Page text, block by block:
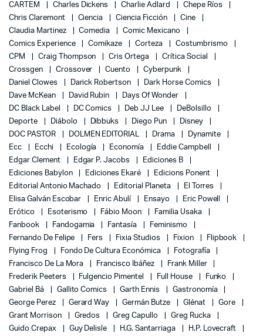
CARTEM
Charles Dickens Charlie Adlard
Chepe Ríos
Chris Claremont
Ciencia Ciencia Ficción
Cine
Claudia Martinez
Comedia
Comic Mexicano
Comics Experience
Comikaze Corteza
Costumbrismo
CPM
Craig Thompson Cris Ortega
Crítica Social
Crossgen
Crossover Cuento
Cyberpunk
Daniel Clowes
Darick Robertson
Dark Horse Comics
Dave McKean
David Rubin
Days Of Wonder
DC Black Label
DC Comics Deb JJ Lee
DeBolsillo
Deporte
Diábolo Dibbuks Diego Pun
Disney
DOC PASTOR
DOLMEN EDITORIAL Drama
Dynamite
Ecc
Ecchi Ecología Economía
Eddie Campbell
Edgar Clement
Edgar P. Jacobs
Ediciones B
Ediciones Babylon
Ediciones Ekaré
Edicions Ponent
Editorial Antonio Machado
Editorial Planeta
El Torres
Elisa Galván Escobar
Enric Abulí Ensayo
Eric Powell
Erótico
Esoterismo Fábio Moon
Familia Usaka
Fanbook
Fandogamia Fantasía
Feminismo
Fernando De Felipe
Fers Fixia Studios Fixion
Flipbook
Flying Frog
Fondo De Cultura Económica
Fotografía
Francisco De La Mora
Francisco Ibáñez
Frank Miller
Frederik Peeters
Fulgencio Pimentel Full House
Funko
Gabriel Bá
Gallito Comics Garth Ennis
Gastronomía
George Perez
Gerard Way Germán Butze Glénat
Gore
Grant Morrison
Gredos Greg Capullo
Greg Rucka
Guido Crepax
Guy Delisle H.G. Santarriaga
H.P. Lovecraft